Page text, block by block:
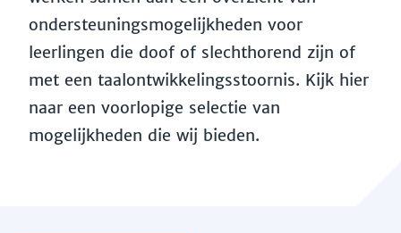
ondersteuningsmogelijkheden voor
leerlingen die doof of slechthorend zijn of
met een taalontwikkelingsstoornis. Kijk hier
naar een voorlopige selectie van
mogelijkheden die wij bieden.